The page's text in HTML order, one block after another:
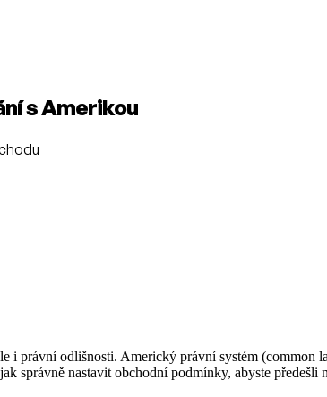
s Amerikou
i právní odlišnosti. Americký právní systém
správně nastavit obchodní podmínky, abyste